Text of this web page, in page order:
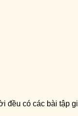
đều có các bài